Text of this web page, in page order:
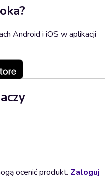
Android i iOS w aplikacji
ocenić produkt. Zaloguj